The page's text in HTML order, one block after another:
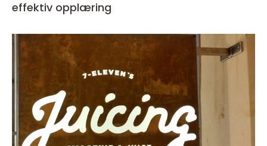
effektiv opplæring